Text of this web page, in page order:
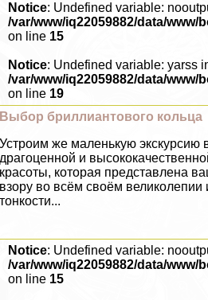
Notice: Undefined variable:
/var/www/iq22059882/data/
on line 15
Notice: Undefined variable: yarss
/var/www/iq22059882/data/
on line 19
Выбор бриллиантового кольца
Устроим же маленькую экскурсию
драгоценной и
красоты, которая представлена
взору во всём своём великолепии
тонкости...
Notice: Undefined variable:
/var/www/iq22059882/data/
on line 15